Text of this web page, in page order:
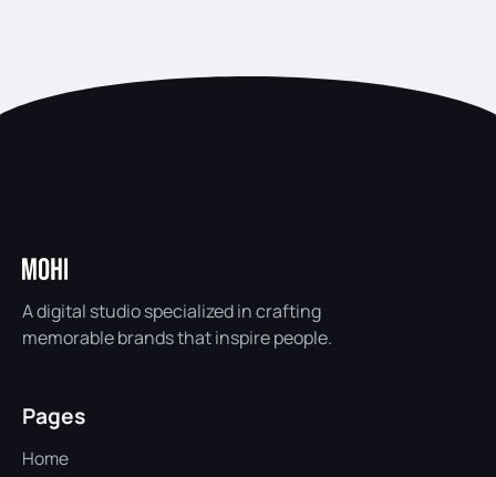
A digital studio specialized in crafting
memorable brands that inspire people.
Pages
Home